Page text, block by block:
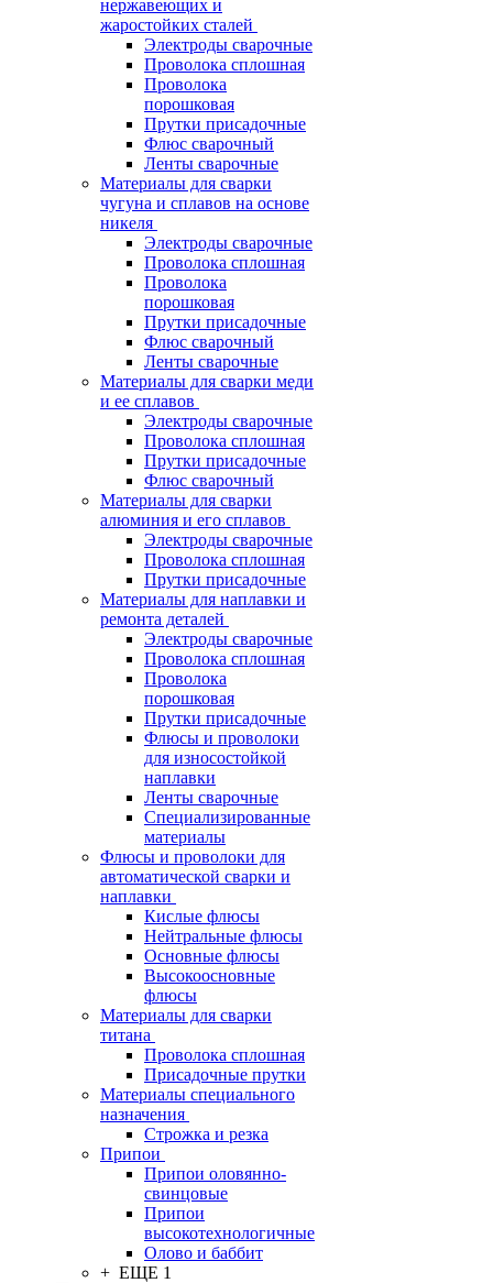
нержавеющих и
жаростойких сталей
Электроды сварочные
Проволока сплошная
Проволока
порошковая
Прутки присадочные
Флюс сварочный
Ленты сварочные
Материалы для сварки
чугуна и сплавов на основе
никеля
Электроды сварочные
Проволока сплошная
Проволока
порошковая
Прутки присадочные
Флюс сварочный
Ленты сварочные
Материалы для сварки меди
и ее сплавов
Электроды сварочные
Проволока сплошная
Прутки присадочные
Флюс сварочный
Материалы для сварки
алюминия и его сплавов
Электроды сварочные
Проволока сплошная
Прутки присадочные
Материалы для наплавки и
ремонта деталей
Электроды сварочные
Проволока сплошная
Проволока
порошковая
Прутки присадочные
Флюсы и проволоки
для износостойкой
наплавки
Ленты сварочные
Специализированные
материалы
Флюсы и проволоки для
автоматической сварки и
наплавки
Кислые флюсы
Нейтральные флюсы
Основные флюсы
Высокоосновные
флюсы
Материалы для сварки
титана
Проволока сплошная
Присадочные прутки
Материалы специального
назначения
Строжка и резка
Припои
Припои оловянно-
свинцовые
Припои
высокотехнологичные
Олово и баббит
+ ЕЩЕ 1